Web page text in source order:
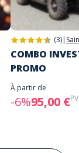
(3)|
COMBO
PROMO
À partir de
-6%95,00 €